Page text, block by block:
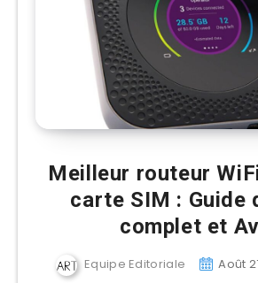
Meilleur routeur
carte SIM : Guide
complet et
Equipe Editoriale Août